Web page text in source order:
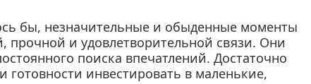
бы, незначительные и обыденные моменты
прочной и удовлетворительной связи. Они
поиска впечатлений. Достаточно
инвестировать в маленькие,